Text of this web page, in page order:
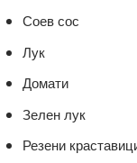
Соев сос
Лук
Домати
Зелен лук
Резени